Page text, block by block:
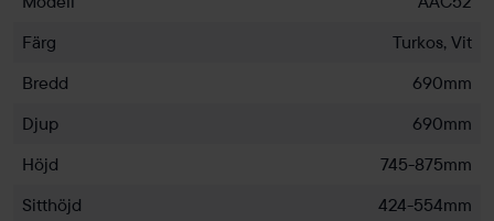
Färg
Turkos, Vit
Bredd
690mm
Djup
690mm
Höjd
745-875mm
Sitthöjd
424-554mm